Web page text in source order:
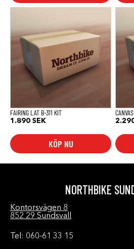
FAIRING LAT B-311 KIT
1.890 SEK
KÖP NU
NORTHBIKE
Kontorsvägen 8
852 29 Sundsvall
Tel: 060-61 33 15